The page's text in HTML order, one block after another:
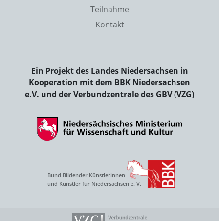
Teilnahme
Kontakt
Ein Projekt des Landes Niedersachsen in
Kooperation mit dem BBK Niedersachsen
e.V. und der Verbundzentrale des GBV (VZG)
Bund Bildender Künstlerinnen
und Künstler für Niedersachsen e. V.